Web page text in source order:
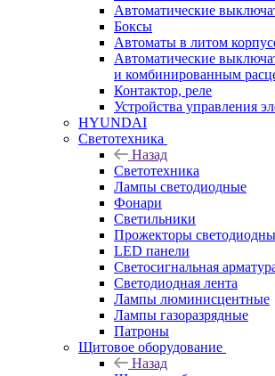
Автоматические
Боксы
Автоматы в литом
Автоматические
и комбинированным
Контактор, реле
Устройства управления
HYUNDAI
Светотехника
Назад
Светотехника
Лампы светодиодные
Фонари
Светильники
Прожекторы
LED панели
Светосигнальная
Светодиодная лента
Лампы люминисцентные
Лампы газоразрядные
Патроны
Щитовое оборудование
Назад